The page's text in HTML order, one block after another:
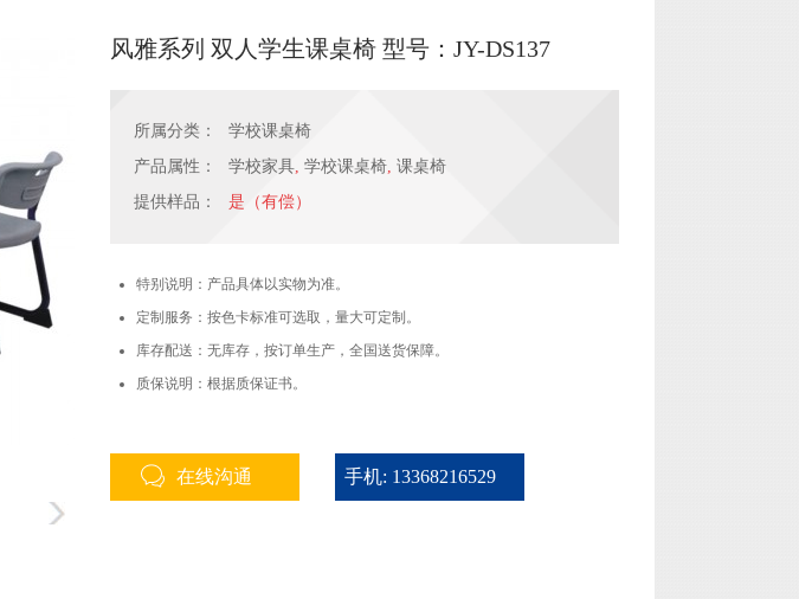
风雅系列 双人学生课桌椅 型号：JY-DS137
所属分类：
学校课桌椅
产品属性：
学校家具, 学校课桌椅, 课桌椅
提供样品：
是（有偿）
特别说明：产品具体以实物为准。
定制服务：按色卡标准可选取，量大可定制。
库存配送：无库存，按订单生产，全国送货保障。
质保说明：根据质保证书。
在线沟通 手机: 13368216529